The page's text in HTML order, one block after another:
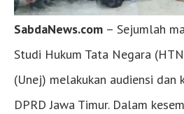
SabdaNews.com – Sejumlah
Studi Hukum Tata Negara
(Unej) melakukan audiensi dan
DPRD Jawa Timur. Dalam